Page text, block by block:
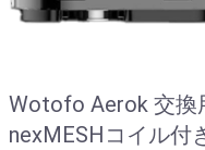
Wotofo Aerok 交換
nexMESHコイル付